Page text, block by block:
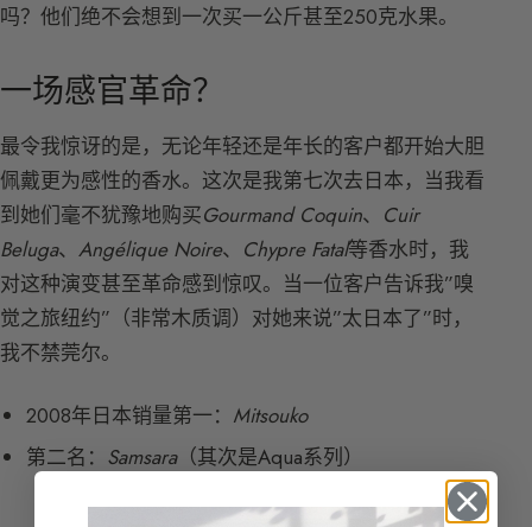
吗？他们绝不会想到一次买一公斤甚至250克水果。
一场感官革命？
最令我惊讶的是，无论年轻还是年长的客户都开始大胆
佩戴更为感性的香水。这次是我第七次去日本，当我看
到她们毫不犹豫地购买Gourmand Coquin、 Cuir
Beluga、 Angélique Noire、 Chypre Fatal等香水时，我
对这种演变甚至革命感到惊叹。当一位客户告诉我”嗅
觉之旅纽约”（非常木质调）对她来说”太日本了”时，
我不禁莞尔。
2008年日本销量第一： Mitsouko
第二名： Samsara（其次是Aqua系列）